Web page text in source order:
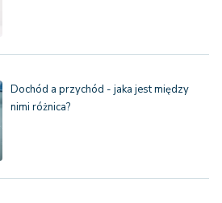
Dochód a przychód - jaka jest między
nimi różnica?